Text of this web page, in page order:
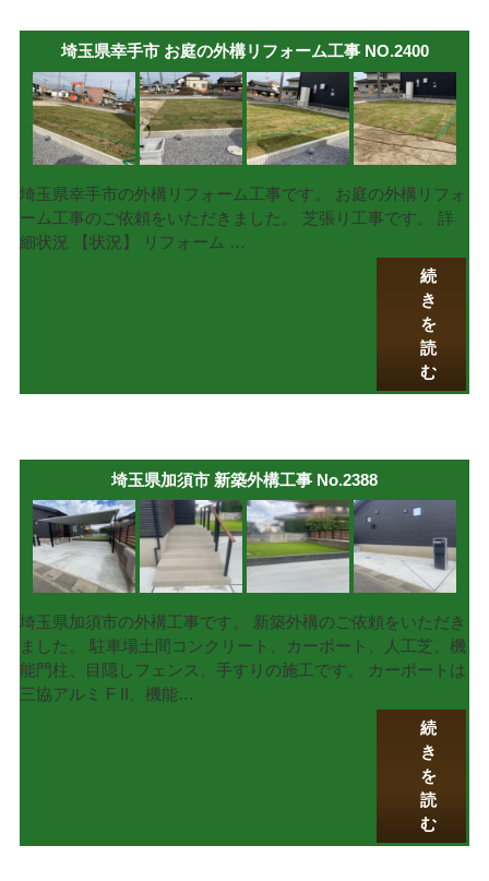
埼玉県幸手市 お庭の外構リフォーム工事 NO.2400
埼玉県幸手市の外構リフォーム工事です。 お庭の外構リフォ
ーム工事のご依頼をいただきました。 芝張り工事です。 詳
細状況 【状況】 リフォーム …
続
き
を
読
む
埼玉県加須市 新築外構工事 No.2388
埼玉県加須市の外構工事です。 新築外構のご依頼をいただき
ました。 駐車場土間コンクリート、カーポート、人工芝、機
能門柱、目隠しフェンス、手すりの施工です。 カーポートは
三協アルミ F II、機能…
続
き
を
読
む